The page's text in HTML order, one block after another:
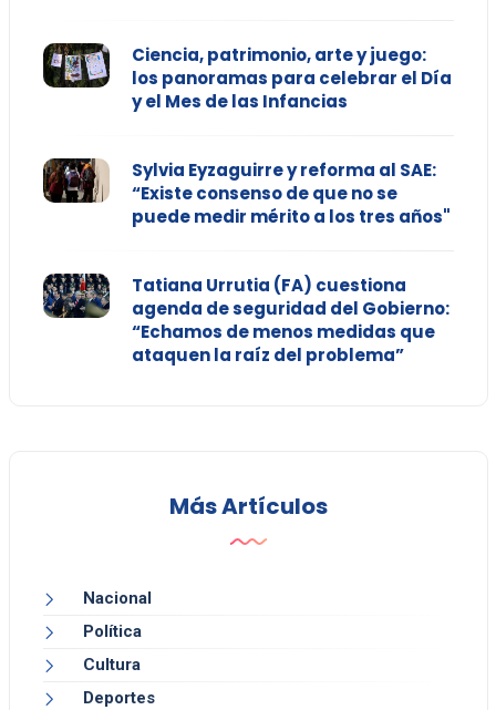
Ciencia, patrimonio, arte y juego:
los panoramas para celebrar el Día
y el Mes de las Infancias
Sylvia Eyzaguirre y reforma al SAE:
“Existe consenso de que no se
puede medir mérito a los tres años"
Tatiana Urrutia (FA) cuestiona
agenda de seguridad del Gobierno:
“Echamos de menos medidas que
ataquen la raíz del problema”
Más Artículos
Nacional
Política
Cultura
Deportes